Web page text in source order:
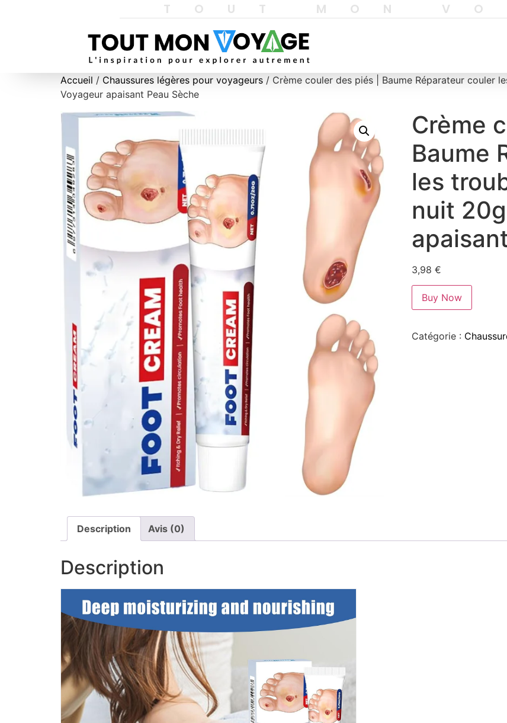
TOUT MON
Accueil / Chaussures légères pour voyageurs / Crème couler des piés | Baume Réparateur couler
Voyageur apaisant Peau Sèche
Crème
Baume
les
nuit
3,98 €
Buy Now
Catégorie :
Description Avis (0)
Description